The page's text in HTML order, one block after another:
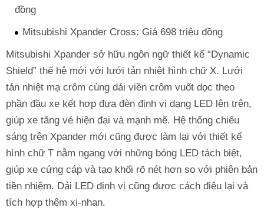
đồng
Mitsubishi Xpander Cross: Giá 698 triệu đồng
Mitsubishi Xpander sở hữu ngôn ngữ thiết kế “Dynamic
Shield” thế hệ mới với lưới tản nhiệt hình chữ X. Lưới
tản nhiệt mạ crôm cùng dải viền crôm vuốt dọc theo
phần đầu xe kết hơp đưa đèn định vị dạng LED lên trên,
giúp xe tăng vẻ hiện đại và mạnh mẽ. Hệ thống chiếu
sáng trên Xpander mới cũng được làm lại với thiết kế
hình chữ T nằm ngang với những bóng LED tách biệt,
giúp xe cứng cáp và tạo khối rõ nét hơn so với phiên bản
tiền nhiệm. Dải LED định vị cũng được cách điệu lại và
tích hợp thêm xi-nhan.